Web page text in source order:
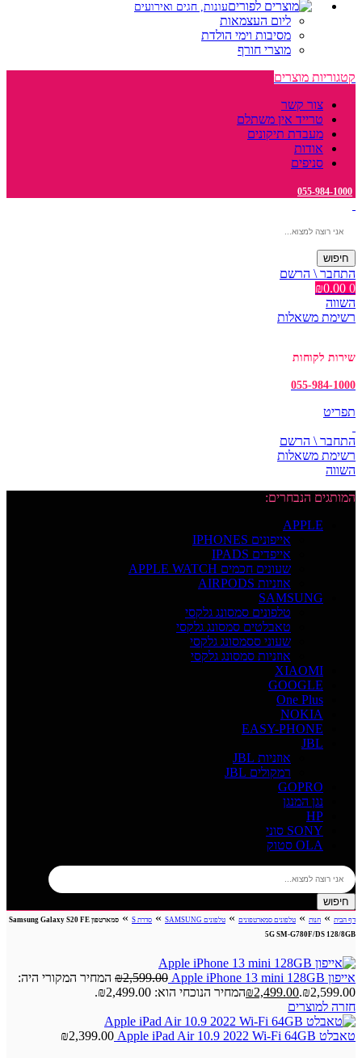
עונות, חגים ואירועים
ליום העצמאות
מסיבות וימי הולדת
מוצרי חורף
קטגוריות מוצרים
צור קשר
טרייד אין משתלם
מעבדת תיקונים
אודות
סניפים
055-984-1000
חיפוש
התחבר \ הרשם
0
₪0.00
השווה
רשימת משאלות
שירות לקוחות
055-984-1000
תפריט
התחבר \ הרשם
רשימת משאלות
השווה
המותגים הנבחרים:
APPLE
אייפונים IPHONES
אייפדים IPADS
שעונים חכמים APPLE WATCH
אוזניות AIRPODS
SAMSUNG
טלפונים סמסונג גלקסי
טאבלטים סמסונג גלקסי
שעוני ססמסונג גלקסי
אוזניות סמסונג גלקסי
XIAOMI
GOOGLE
One Plus
NOKIA
EASY-PHONE
JBL
אוזניות JBL
רמקולים JBL
GOPRO
נגן המנגן
HP
SONY סוני
OLA סטוק
חיפוש
דף הבית » חנות » טלפונים סמארטפונים » טלפונים SAMSUNG » סדרת S »
סמארטפון Samsung Galaxy S20 FE
5G SM-G780F/DS 128/8GB
אייפון Apple iPhone 13 mini 128GB ₪2,599.00
המחיר המקורי היה:
₪2,599.00.
₪2,499.00
המחיר הנוכחי הוא: ₪2,499.00.
חזרה למוצרים
טאבלט Apple iPad Air 10.9 2022 Wi-Fi 64GB ₪2,399.00